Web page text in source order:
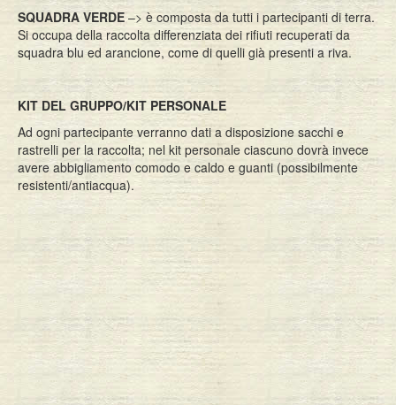
SQUADRA VERDE–> è composta da tutti i partecipanti di terra.
Si occupa della raccolta differenziata dei rifiuti recuperati da
squadra blu ed arancione, come di quelli già presenti a riva.
KIT DEL GRUPPO/KIT PERSONALE
Ad ogni partecipante verranno dati a disposizione sacchi e
rastrelli per la raccolta; nel kit personale ciascuno dovrà invece
avere abbigliamento comodo e caldo e guanti (possibilmente
resistenti/antiacqua).